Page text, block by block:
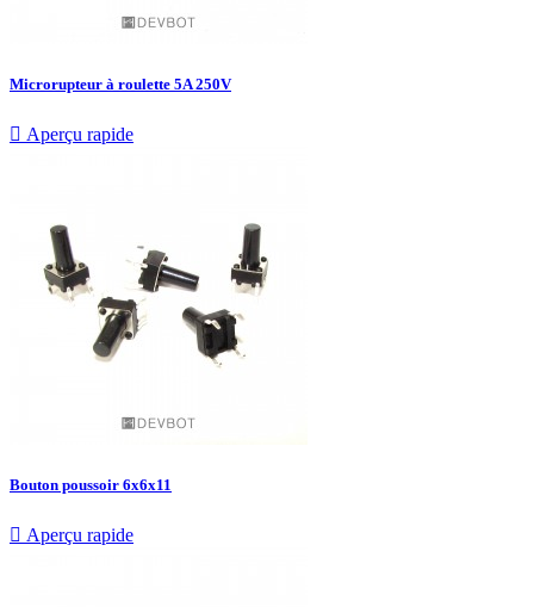
Microrupteur à roulette 5A 250V
 Aperçu rapide
Bouton poussoir 6x6x11
 Aperçu rapide